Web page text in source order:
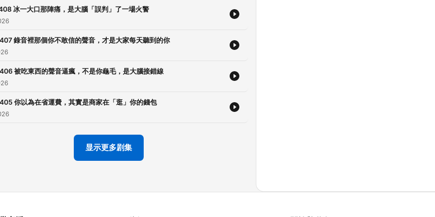
冰一大口那陣痛，是大腦「誤判」了一場火警
錄音裡那個你不敢信的聲音，才是大家每天聽到的你
被吃東西的聲音逼瘋，不是你龜毛，是大腦接錯線
你以為在省運費，其實是商家在「逛」你的錢包
显示更多剧集